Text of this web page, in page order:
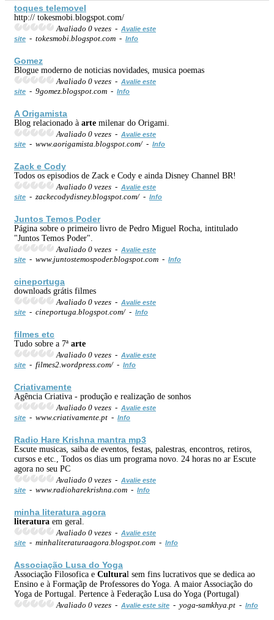
toques telemovel
http:// tokesmobi.blogspot.com/
Avaliado 0 vezes - Avalie este
site - tokesmobi.blogspot.com - Info
Gomez
Blogue moderno de noticias novidades, musica poemas
Avaliado 0 vezes - Avalie este
site - 9gomez.blogspot.com - Info
A Origamista
Blog relacionado à arte milenar do Origami.
Avaliado 0 vezes - Avalie este
site - www.aorigamista.blogspot.com/ - Info
Zack e Cody
Todos os episodios de Zack e Cody e ainda Disney Channel BR!
Avaliado 0 vezes - Avalie este
site - zackecodydisney.blogspot.com/ - Info
Juntos Temos Poder
Página sobre o primeiro livro de Pedro Miguel Rocha, intitulado
"Juntos Temos Poder".
Avaliado 0 vezes - Avalie este
site - www.juntostemospoder.blogspot.com - Info
cineportuga
downloads grátis filmes
Avaliado 0 vezes - Avalie este
site - cineportuga.blogspot.com/ - Info
filmes etc
Tudo sobre a 7ª arte
Avaliado 0 vezes - Avalie este
site - filmes2.wordpress.com/ - Info
Criativamente
Agência Criativa - produção e realização de sonhos
Avaliado 0 vezes - Avalie este
site - www.criativamente.pt - Info
Radio Hare Krishna mantra mp3
Escute musicas, saiba de eventos, festas, palestras, encontros, retiros,
cursos e etc., Todos os dias um programa novo. 24 horas no ar Escute
agora no seu PC
Avaliado 0 vezes - Avalie este
site - www.radioharekrishna.com - Info
minha literatura agora
literatura em geral.
Avaliado 0 vezes - Avalie este
site - minhaliteraturaagora.blogspot.com - Info
Associação Lusa do Yoga
Associação Filosofica e Cultural sem fins lucrativos que se dedica ao
Ensino e à Formaçãp de Professores do Yoga. A maior Associação do
Yoga de Portugal. Pertence à Federação Lusa do Yoga (Portugal)
Avaliado 0 vezes - Avalie este site - yoga-samkhya.pt - Info